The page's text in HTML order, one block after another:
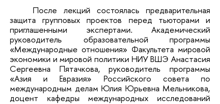
После лекций состоялась предварительная
защита групповых проектов перед тьюторами и
приглашенными экспертами. Академический
руководитель образовательной программы
«Международные отношения» Факультета мировой
экономики и мировой политики НИУ ВШЭ Анастасия
Сергеевна Пятачкова, руководитель программы
«Азия и Евразия» Российского совета по
международным делам Юлия Юрьевна Мельникова,
доцент кафедры международных исследований